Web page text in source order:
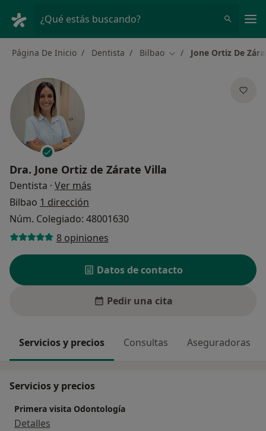
¿Qué estás buscando?
Página De Inicio Dentista Bilbao Cambiar de ciudad
Jone Ortiz De
Dra. Jone Ortiz de Zárate Villa
Dentista · Ver más
Bilbao 1 dirección
Núm. Colegiado: 48001630
8 opiniones
Datos de contacto
Pedir una cita
Servicios y precios Consultas Aseguradoras
Servicios y precios
Primera visita Odontología
Detalles